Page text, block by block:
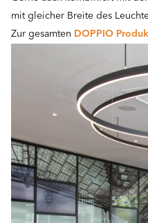
mit gleicher Breite des
Zur gesamten DOPPIO